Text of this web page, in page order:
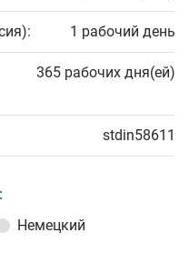
1 рабочий день
365 рабочих дня(ей)
stdin58611
Немецкий